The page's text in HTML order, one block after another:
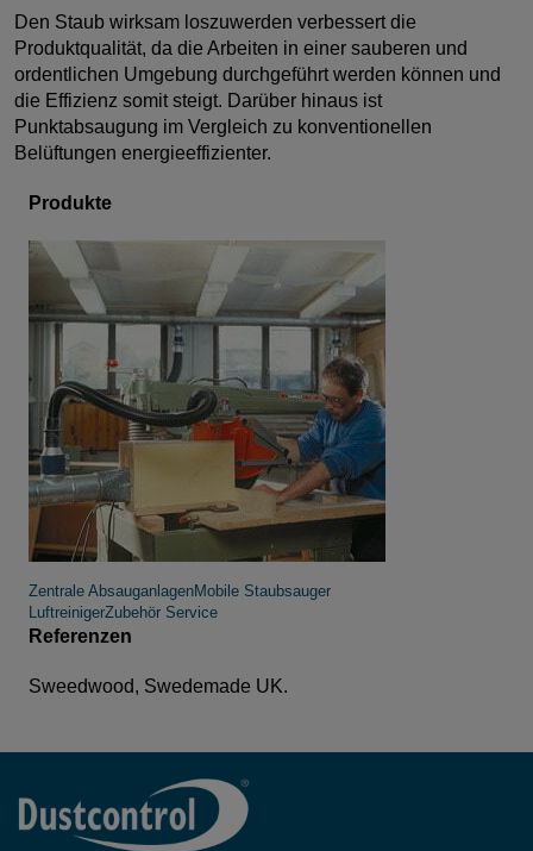
Den Staub wirksam loszuwerden verbessert die
Produktqualität, da die Arbeiten in einer sauberen und
ordentlichen Umgebung durchgeführt werden können und
die Effizienz somit steigt. Darüber hinaus ist
Punktabsaugung im Vergleich zu konventionellen
Belüftungen energieeffizienter.
Produkte
Zentrale AbsauganlagenMobile Staubsauger
LuftreinigerZubehör Service
Referenzen
Sweedwood, Swedemade UK.